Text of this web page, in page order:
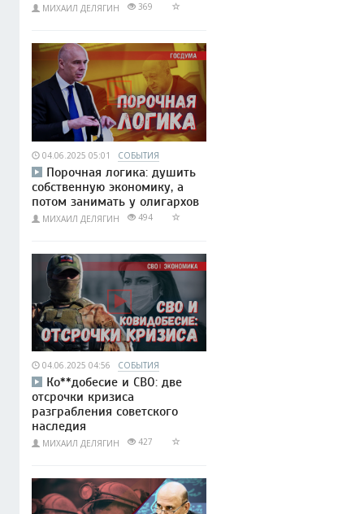
МИХАИЛ ДЕЛЯГИН 369
04.06.2025 05:01 СОБЫТИЯ
Порочная логика: душить
собственную экономику, а
потом занимать у олигархов
МИХАИЛ ДЕЛЯГИН 494
04.06.2025 04:56 СОБЫТИЯ
Ко**добесие и СВО: две
отсрочки кризиса
разграбления советского
наследия
МИХАИЛ ДЕЛЯГИН 427